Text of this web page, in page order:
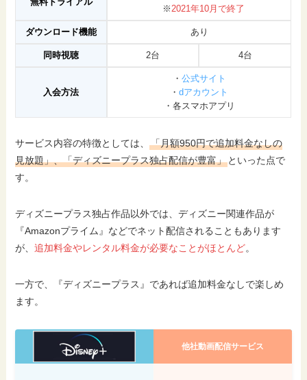
※ 2021年10月で終了
ダウンロード機能 あり
同時視聴 2台 4台
入会方法
・ 公式サイト
・dアカウント
・各スマホアプリ
サービス内容の特徴としては、「月額950円で追加料金なしの
見放題」、「ディズニープラス独占配信が豊富」 といった点で
す。
ディズニープラス独占作品以外では、ディズニー関連作品が
『Amazonプライム』などでネット配信されることもあります
が、追加料金やレンタル料金が必要なことがほとんど。
一方で、『ディズニープラス』であれば追加料金なしで楽しめ
ます。
他社動画配信サービス